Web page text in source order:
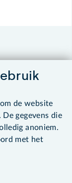
de website
gegevens die
anoniem.
met het